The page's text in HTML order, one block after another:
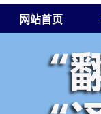
网站首页